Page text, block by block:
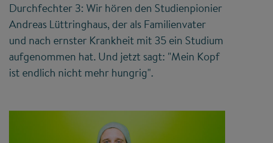
Durchfechter 3: Wir hören den Studienpionier
Andreas Lüttringhaus, der als Familienvater
und nach ernster Krankheit mit 35 ein Studium
aufgenommen hat. Und jetzt sagt: "Mein Kopf
ist endlich nicht mehr hungrig".